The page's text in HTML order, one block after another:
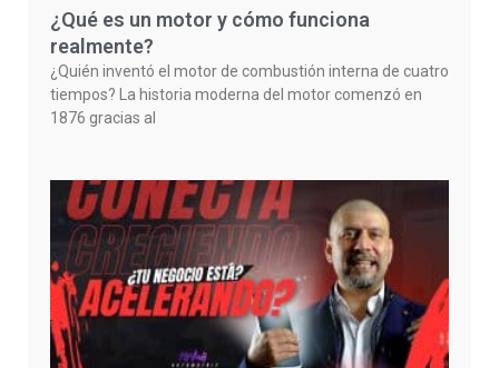
¿Qué es un motor y cómo funciona
realmente?
¿Quién inventó el motor de combustión interna de cuatro
tiempos? La historia moderna del motor comenzó en
1876 gracias al